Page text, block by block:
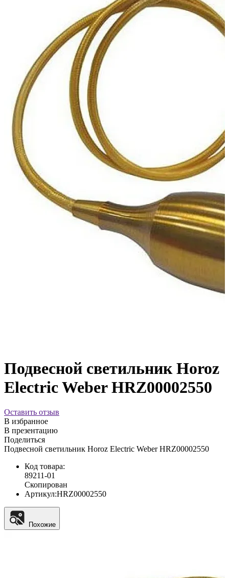
Подвесной светильник Horoz
Electric Weber HRZ00002550
Оставить отзыв
В избранное
В презентацию
Поделиться
Подвесной светильник Horoz Electric Weber HRZ00002550
Код товара:
89211-01
Скопирован
Артикул:HRZ00002550
Похожие